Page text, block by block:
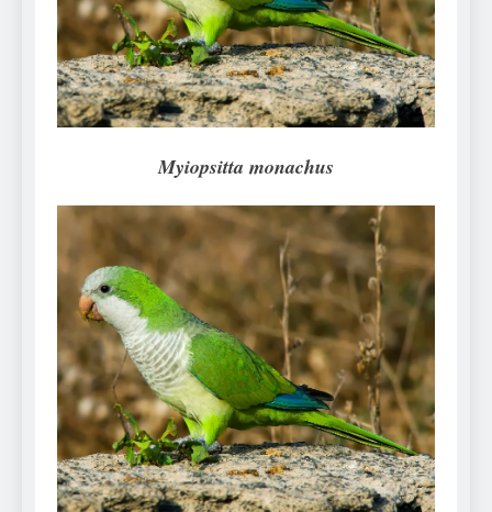
Can Bulldogs Play Fetch?
And How to Train Them!
7 Năm Ago
How Often Do I Need to
Groom My Bulldog
Myiopsitta monachus